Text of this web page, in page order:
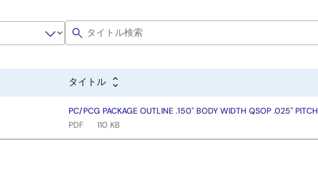
タイトル
PC/PCG PACKAGE OUTLINE .150" BODY WIDTH QSOP .025" PITCH
PDF
110 KB